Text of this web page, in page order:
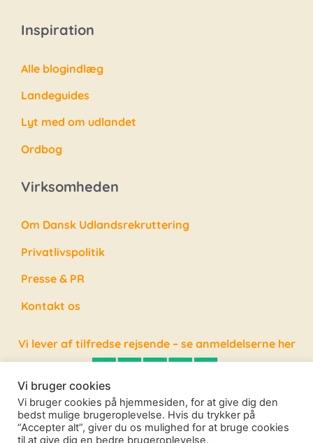
Inspiration
Alle blogindlæg
Landeguides
Lyt med om udlandet
Ordbog
Virksomheden
Om Dansk Udlandsrekruttering
Privatlivspolitik
Presse & PR
Kontakt os
Vi lever af tilfredse rejsende – se anmeldelserne her
Alle rettigheder forbeholdes – Copyright Dansk
Vi bruger cookies
Vi bruger cookies på hjemmesiden, for at give dig den
bedst mulige brugeroplevelse. Hvis du trykker på
“Accepter alt”, giver du os mulighed for at bruge cookies
til at give dig en bedre brugeroplevelse.